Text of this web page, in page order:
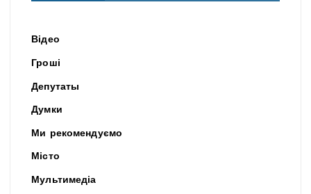
Відео
Гроші
Депутаты
Думки
Ми рекомендуємо
Місто
Мультимедіа